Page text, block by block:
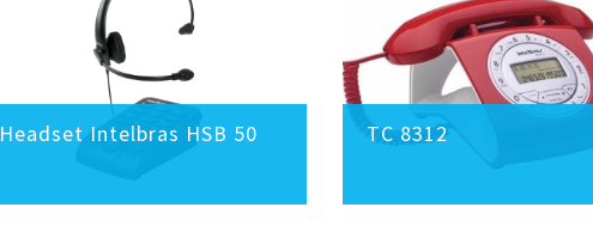
Headset Intelbras HSB 50 TC 8312